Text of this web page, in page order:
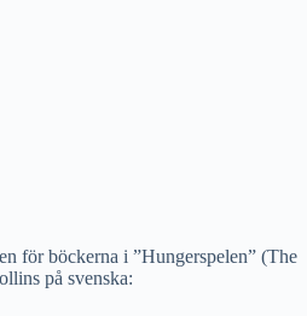
för böckerna i ”Hungerspelen” (The
på svenska: